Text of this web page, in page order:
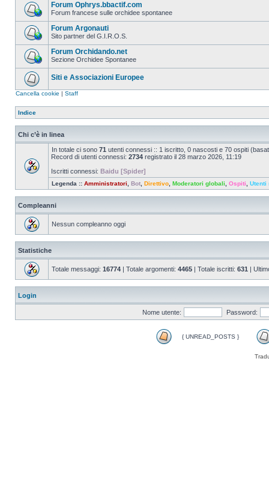
Forum Ophrys.bbactif.com
Forum francese sulle orchidee spontanee
Forum Argonauti
Sito partner del G.I.R.O.S.
Forum Orchidando.net
Sezione Orchidee Spontanee
Siti e Associazioni Europee
Cancella cookie | Staff
Indice
Chi c’è in linea
In totale ci sono 71 utenti connessi :: 1 iscritto, 0 nascosti e 70 ospiti
Record di utenti connessi: 2734 registrato il 28 marzo 2026, 11:19
Iscritti connessi: Baidu [Spider]
Legenda :: Amministratori Bot Direttivo Moderatori globali Ospiti Utenti
Compleanni
Nessun compleanno oggi
Statistiche
Totale messaggi: 16774 | Totale argomenti: 4465 | Totale iscritti: 631 |
Login
Nome utente: Password:
{ UNREAD_POSTS }